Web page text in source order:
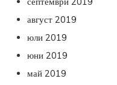
август 2019
юли 2019
юни 2019
май 2019